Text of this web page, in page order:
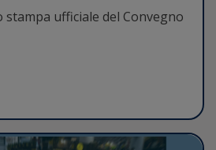
stampa ufficiale del Convegno